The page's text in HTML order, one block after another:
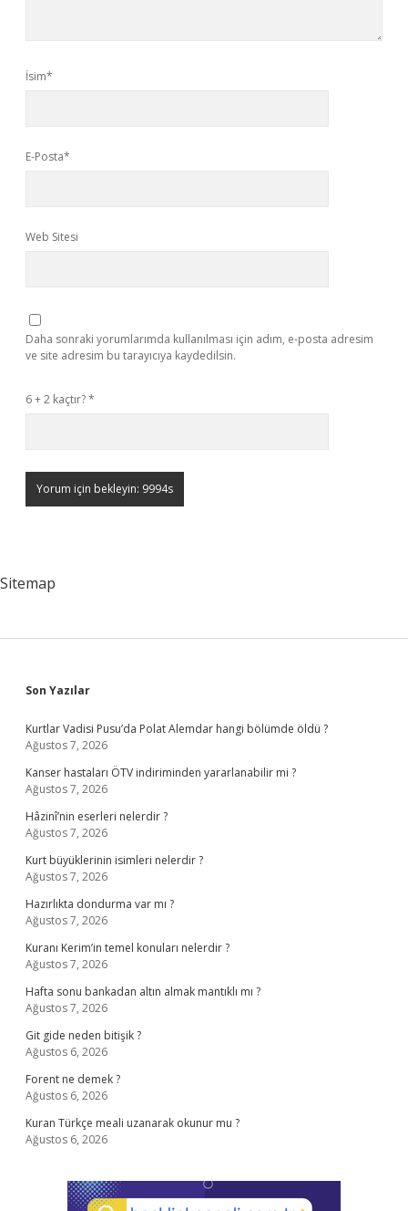
İsim*
E-Posta*
Web Sitesi
Daha sonraki yorumlarımda kullanılması için adım, e-posta adresim
ve site adresim bu tarayıcıya kaydedilsin.
6 + 2 kaçtır?*
Sitemap
Sidebar
Son Yazılar
Kurtlar Vadisi Pusu’da Polat Alemdar hangi bölümde öldü ?
Ağustos 7, 2026
Kanser hastaları ÖTV indiriminden yararlanabilir mi ?
Ağustos 7, 2026
Hâzinî’nin eserleri nelerdir ?
Ağustos 7, 2026
Kurt büyüklerinin isimleri nelerdir ?
Ağustos 7, 2026
Hazırlıkta dondurma var mı ?
Ağustos 7, 2026
Kuranı Kerim’in temel konuları nelerdir ?
Ağustos 7, 2026
Hafta sonu bankadan altın almak mantıklı mı ?
Ağustos 7, 2026
Git gide neden bitişik ?
Ağustos 6, 2026
Forent ne demek ?
Ağustos 6, 2026
Kuran Türkçe meali uzanarak okunur mu ?
Ağustos 6, 2026